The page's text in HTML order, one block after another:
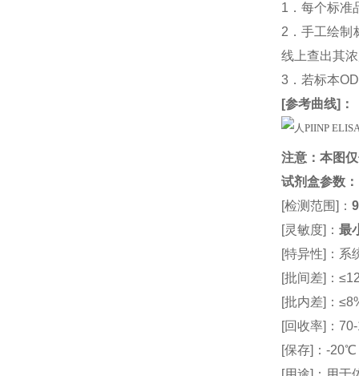
1．每个标准
2．手工绘制
线上查出其
3．若标本
[参考曲线]：
注意：本图
试剂盒参数 ：
[检测范围]：
[灵敏度]：最
[特异性]：系
[批间差]：
[批内差]：
[回收率]：
[保存]：-